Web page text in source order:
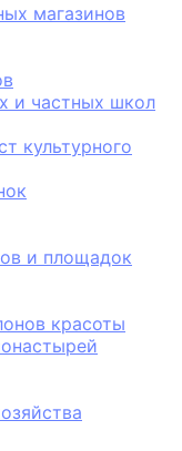
магазинов
и частных школ
культурного
и площадок
красоты